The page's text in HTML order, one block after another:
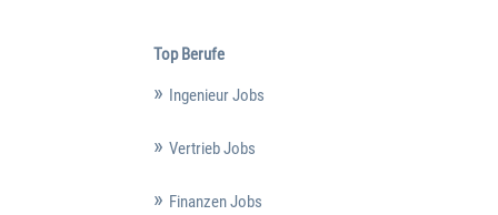
Top Berufe
Ingenieur Jobs
Vertrieb Jobs
Finanzen Jobs